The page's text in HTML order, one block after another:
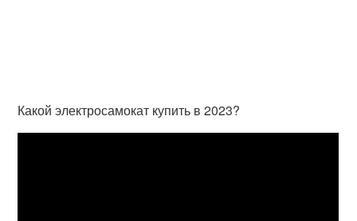
Какой электросамокат купить в 2023?